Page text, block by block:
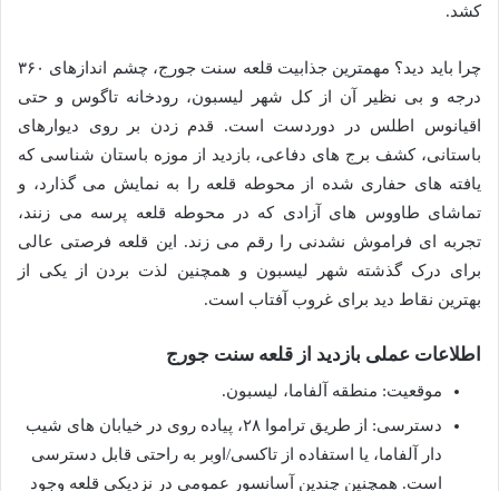
کشد.
چرا باید دید؟ مهمترین جذابیت قلعه سنت جورج، چشم اندازهای ۳۶۰
درجه و بی نظیر آن از کل شهر لیسبون، رودخانه تاگوس و حتی
اقیانوس اطلس در دوردست است. قدم زدن بر روی دیوارهای
باستانی، کشف برج های دفاعی، بازدید از موزه باستان شناسی که
یافته های حفاری شده از محوطه قلعه را به نمایش می گذارد، و
تماشای طاووس های آزادی که در محوطه قلعه پرسه می زنند،
تجربه ای فراموش نشدنی را رقم می زند. این قلعه فرصتی عالی
برای درک گذشته شهر لیسبون و همچنین لذت بردن از یکی از
بهترین نقاط دید برای غروب آفتاب است.
اطلاعات عملی بازدید از قلعه سنت جورج
موقعیت: منطقه آلفاما، لیسبون.
دسترسی: از طریق تراموا ۲۸، پیاده روی در خیابان های شیب
دار آلفاما، یا استفاده از تاکسی/اوبر به راحتی قابل دسترسی
است. همچنین چندین آسانسور عمومی در نزدیکی قلعه وجود